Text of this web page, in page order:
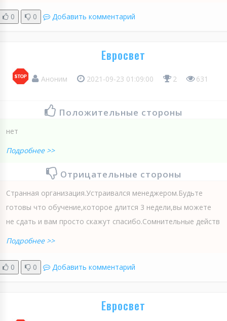
0 0 Добавить комментарий
Евросвет
Аноним 2021-09-23 01:09:00 2 631
Положительные стороны
нет
Подробнее >>
Отрицательные стороны
Странная организация.Устраивался менеджером.Будьте
готовы что обучение,которое длится 3 недели,вы можете
не сдать и вам просто скажут спасибо.Сомнительные действ
Подробнее >>
0 0 Добавить комментарий
Евросвет